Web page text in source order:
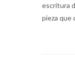
escritura
pieza que